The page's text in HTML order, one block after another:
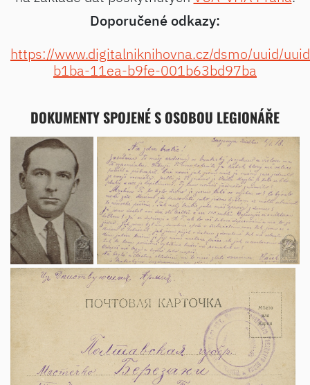
Doporučené odkazy:
https://www.digitalniknihovna.cz/dsmo/uuid/
b1ba-11ea-b9fe-001b63bd97ba
DOKUMENTY SPOJENÉ S OSOBOU LEGIONÁŘE